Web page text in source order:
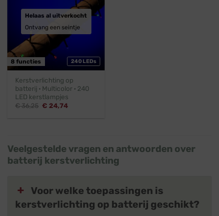
240 LEDs
8 functies
Helaas al uitverkocht
Ontvang een seintje
Kerstverlichting op
batterij · Multicolor · 240
LED kerstlampjes
€36,25 Oorspronkelijke
€ 24,74Huidige
Veelgestelde vragen en antwoorden over
batterij kerstverlichting
Voor welke toepassingen is
kerstverlichting op batterij geschikt?